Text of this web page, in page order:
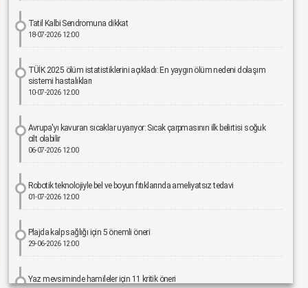
Tatil Kalbi Sendromuna dikkat
18-07-2026 12:00
TÜİK 2025 ölüm istatistiklerini açıkladı: En yaygın ölüm nedeni dolaşım
sistemi hastalıkları
10-07-2026 12:00
Avrupa'yı kavuran sıcaklar uyarıyor: Sıcak çarpmasının ilk belirtisi soğuk
cilt olabilir
06-07-2026 12:00
Robotik teknolojiyle bel ve boyun fıtıklarında ameliyatsız tedavi
01-07-2026 12:00
Plajda kalp sağlığı için 5 önemli öneri
29-06-2026 12:00
Yaz mevsiminde hamileler için 11 kritik öneri